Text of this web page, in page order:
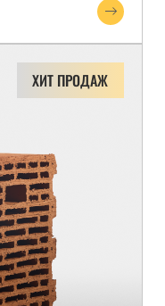
ХИТ ПРОДАЖ